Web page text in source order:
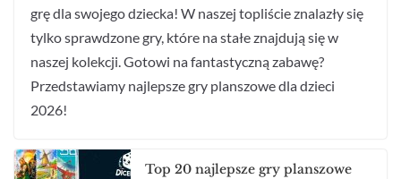
grę dla swojego dziecka! W naszej topliście znalazły się
tylko sprawdzone gry, które na stałe znajdują się w
naszej kolekcji. Gotowi na fantastyczną zabawę?
Przedstawiamy najlepsze gry planszowe dla dzieci
2026!
Top 20 najlepsze gry planszowe